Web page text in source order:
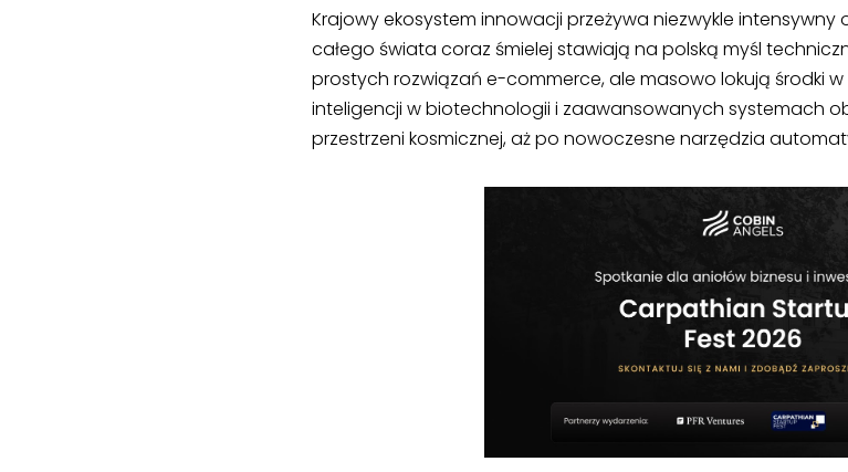
Krajowy ekosystem innowacji przeżywa niezwykle
całego świata coraz śmielej stawiają na polską myśl
prostych rozwiązań e-commerce, ale masowo lokują środki
inteligencji w biotechnologii i zaawansowanych systemach
przestrzeni kosmicznej, aż po nowoczesne narzędzia